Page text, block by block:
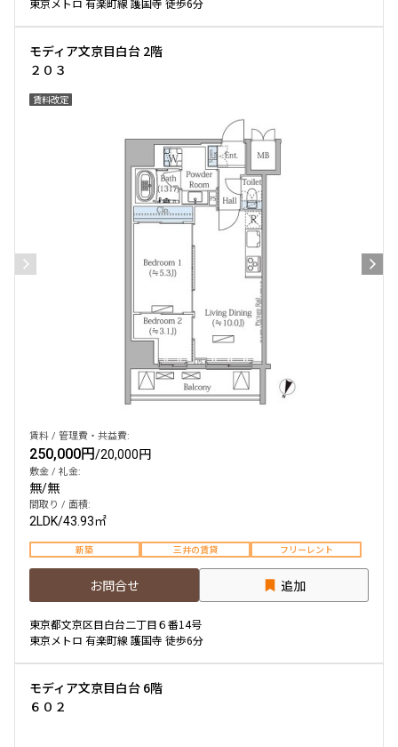
東京メトロ 有楽町線 護国寺 徒歩6分
モディア文京目白台 2階
２０３
賃料改定
賃料 / 管理費・共益費:
250,000円/20,000円
敷金 / 礼金:
無/無
間取り / 面積:
2LDK/43.93㎡
新築 三井の賃貸 フリーレント
お問合せ 追加
東京都文京区目白台二丁目６番14号
東京メトロ 有楽町線 護国寺 徒歩6分
モディア文京目白台 6階
６０２